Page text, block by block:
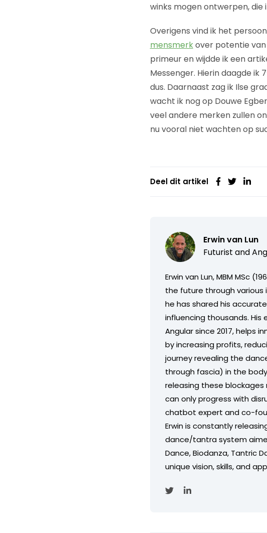
winks mogen ontwerpen,
Overigens vind ik het
mensmerkover potentie van
primeur en wijdde ik een
Messenger. Hierin daagde ik
dus. Daarnaast zag ik Ilse
wacht ik nog op Douwe
veel andere merken zullen
nu vooral niet wachten op
Deel dit artikel
Erwin van Lun
Futurist and
Erwin van Lun, MBM MSc
the future through various
he has shared his
influencing thousands.
Angular since 2017, helps
by increasing profits,
journey revealing the
through fascia) in the
releasing these
can only progress with
chatbot expert and co-
Erwin is constantly
dance/tantra system
Dance, Biodanza, Tantric
unique vision, skills, and